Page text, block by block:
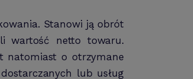
Stanowi ją obrót
wartość netto towaru.
natomiast o otrzymane
lub usług